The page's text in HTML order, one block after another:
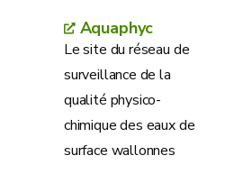
Aquaphyc
Le site du réseau de
surveillance de la
qualité physico-
chimique des eaux de
surface wallonnes